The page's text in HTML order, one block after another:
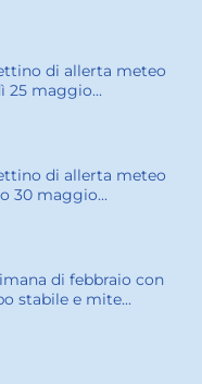
di allerta meteo
25 maggio...
di allerta meteo
30 maggio...
di febbraio con
stabile e mite...